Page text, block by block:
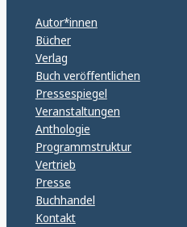
Autor*innen
Bücher
Verlag
Buch veröffentlichen
Pressespiegel
Veranstaltungen
Anthologie
Programmstruktur
Vertrieb
Presse
Buchhandel
Kontakt